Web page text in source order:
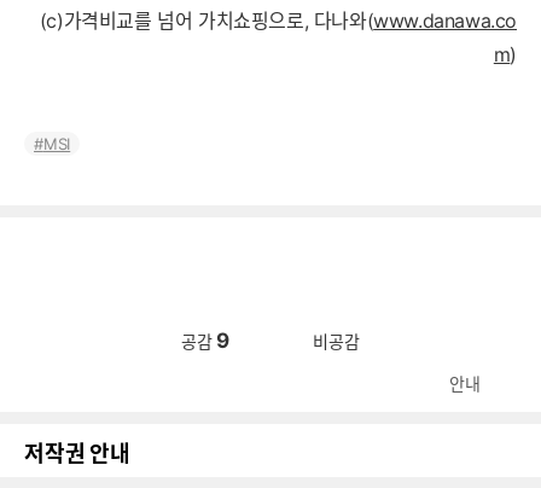
(c)가격비교를 넘어 가치쇼핑으로, 다나와(www.danawa.co
m)
MSI
공감 9 비공감
안내
저작권 안내